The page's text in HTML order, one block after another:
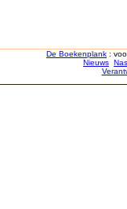
De Boekenplank :
Nieuws